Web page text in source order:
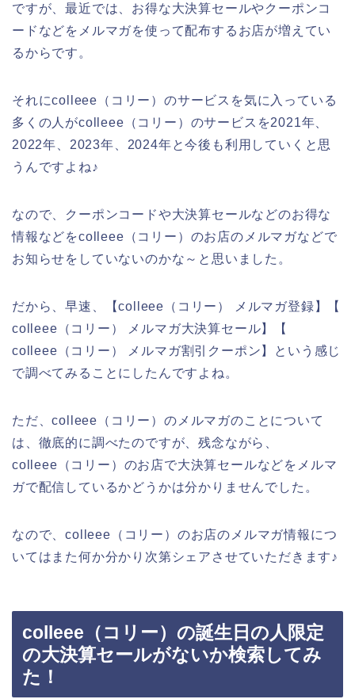
ですが、最近では、お得な大決算セールやクーポンコ
ードなどをメルマガを使って配布するお店が増えてい
るからです。
それにcolleee（コリー）のサービスを気に入っている
多くの人がcolleee（コリー）のサービスを2021年、
2022年、2023年、2024年と今後も利用していくと思
うんですよね♪
なので、クーポンコードや大決算セールなどのお得な
情報などをcolleee（コリー）のお店のメルマガなどで
お知らせをしていないのかな～と思いました。
だから、早速、【colleee（コリー） メルマガ登録】【
colleee（コリー） メルマガ大決算セール】【
colleee（コリー） メルマガ割引クーポン】という感じ
で調べてみることにしたんですよね。
ただ、colleee（コリー）のメルマガのことについて
は、徹底的に調べたのですが、残念ながら、
colleee（コリー）のお店で大決算セールなどをメルマ
ガで配信しているかどうかは分かりませんでした。
なので、colleee（コリー）のお店のメルマガ情報につ
いてはまた何か分かり次第シェアさせていただきます♪
colleee（コリー）の誕生日の人限定
の大決算セールがないか検索してみ
た！